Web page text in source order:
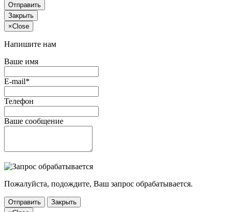
Отправить
Закрыть
×Close
Напишите нам
Ваше имя
E-mail*
Телефон
Ваше сообщение
Пожалуйста, подождите, Ваш запрос обрабатывается.
Отправить
Закрыть